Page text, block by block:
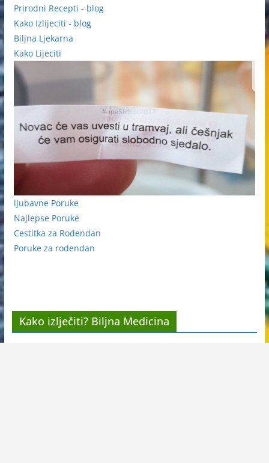
Prirodni Recepti - blog
Kako Izlijeciti - blog
Biljna Ljekarna
Kako Lijeciti
ljubavne Poruke
Najlepse Poruke
Cestitka za Rodendan
Poruke za rodendan
Kako izlječiti? Biljna Medicina